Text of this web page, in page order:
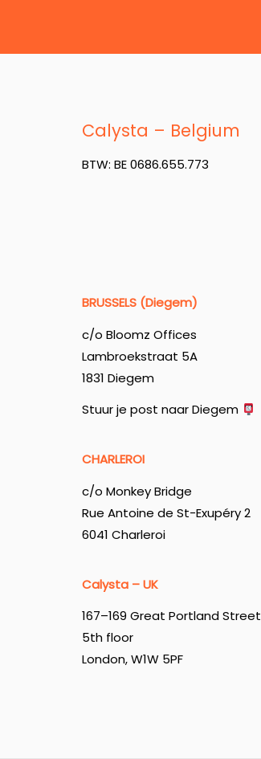
Calysta – Belgium
BTW: BE 0686.655.773
BRUSSELS (Diegem)
c/o Bloomz Offices
Lambroekstraat 5A
1831 Diegem
Stuur je post naar Diegem
CHARLEROI
c/o Monkey Bridge
Rue Antoine de St-Exupéry 2
6041 Charleroi
Calysta – UK
167–169 Great Portland Street
5th floor
London, W1W 5PF